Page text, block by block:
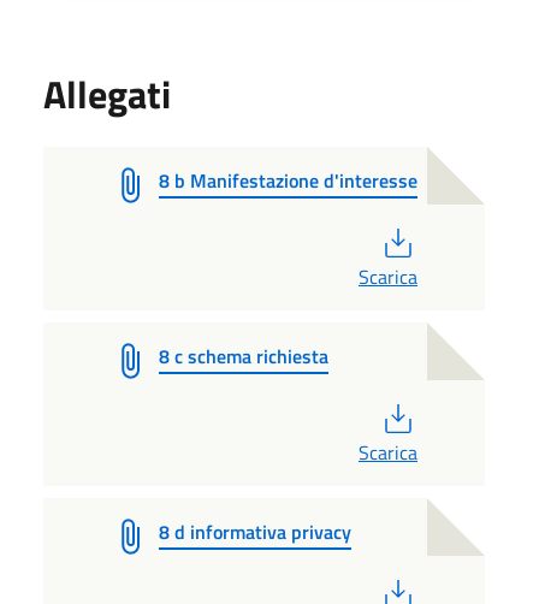
Allegati
8 b Manifestazione d'interesse
Scarica
8 c schema richiesta
Scarica
8 d informativa privacy